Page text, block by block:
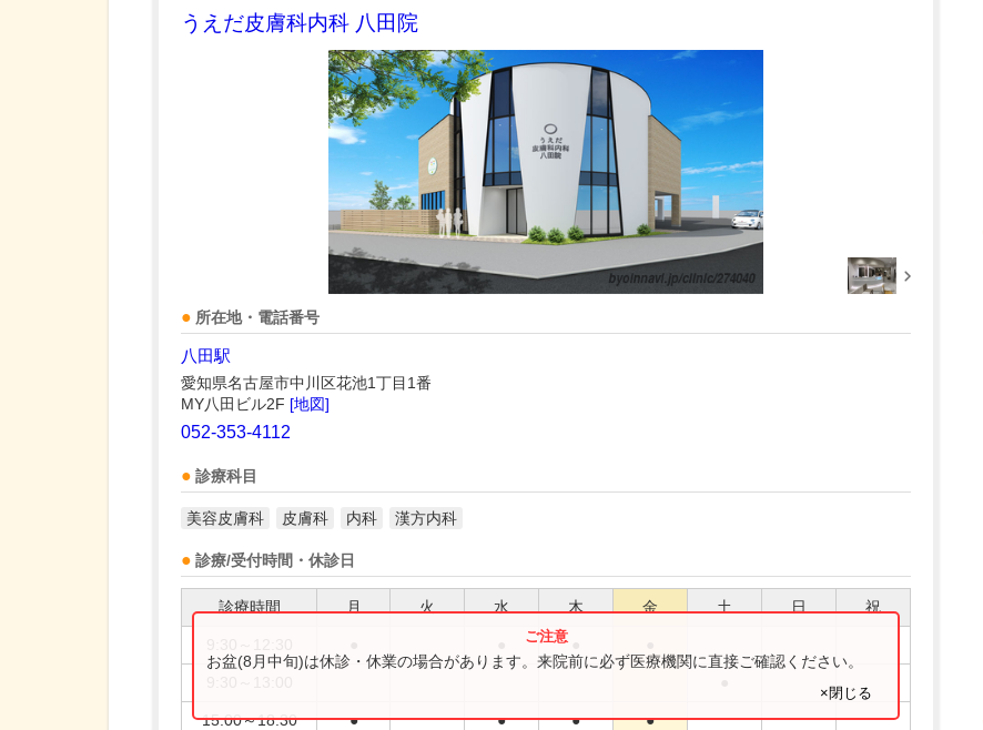
うえだ皮膚科内科 八田院
所在地・電話番号
八田駅
愛知県名古屋市中川区花池1丁目1番
MY八田ビル2F [地図]
052-353-4112
診療科目
美容皮膚科 皮膚科 内科 漢方内科
診療/受付時間・休診日
診療時間 月 火 水 木 金 土 日 祝
15:00～18:30 ● ● ● ●
お盆(8月中旬)は休診・休業の場合があります。来院前に必ず医療機関に直接ご確認ください。
×閉じる
固め小さくするALTA療法
(内痔核硬化療法)など、
患者さんの状態やご…